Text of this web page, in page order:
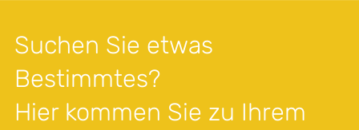
Suchen Sie etwas
Bestimmtes?
Hier kommen Sie zu Ihrem